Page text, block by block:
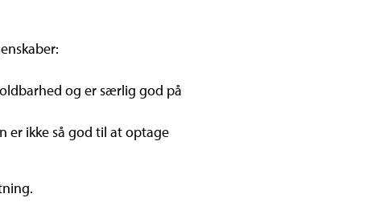
og er særlig god på
er ikke så god til at optage